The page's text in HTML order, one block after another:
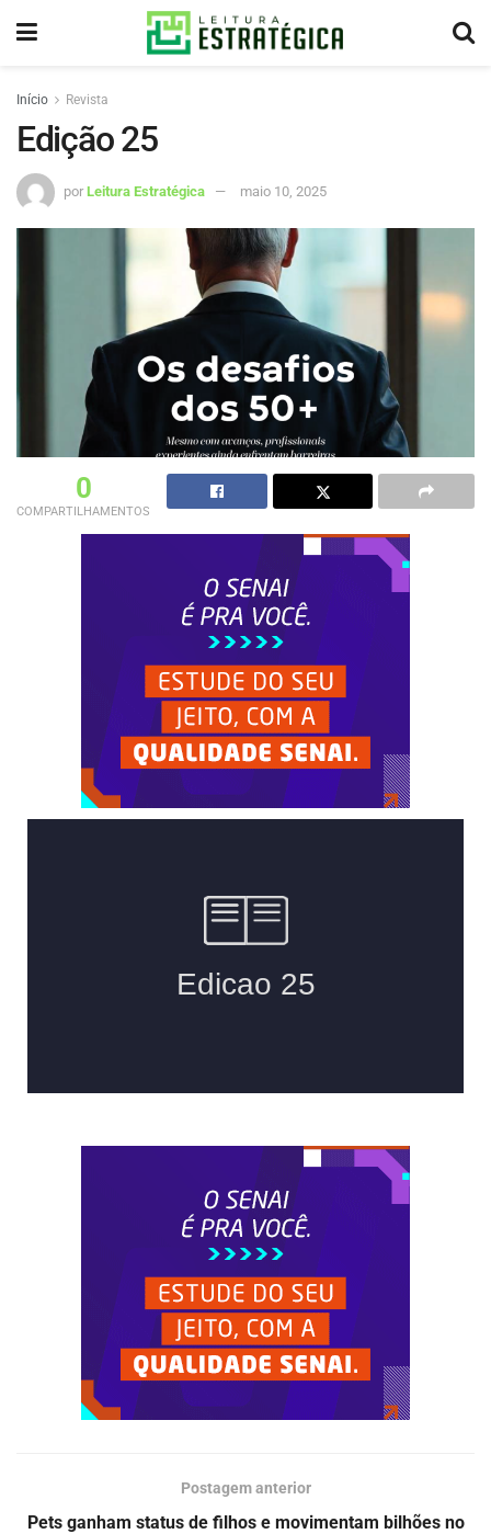
Início Revista
Edição 25
por Leitura Estratégica maio 10, 2025
0
COMPARTILHAMENTOS
Postagem anterior
Pets ganham status de filhos e movimentam bilhões no